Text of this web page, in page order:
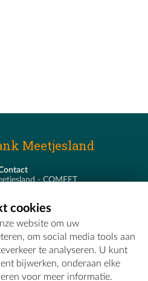
Meetjesland
- COMEET
373 75 96
cookies
website om uw
om social media tools aan
te analyseren. U kunt
bijwerken, onderaan elke
voor meer informatie.